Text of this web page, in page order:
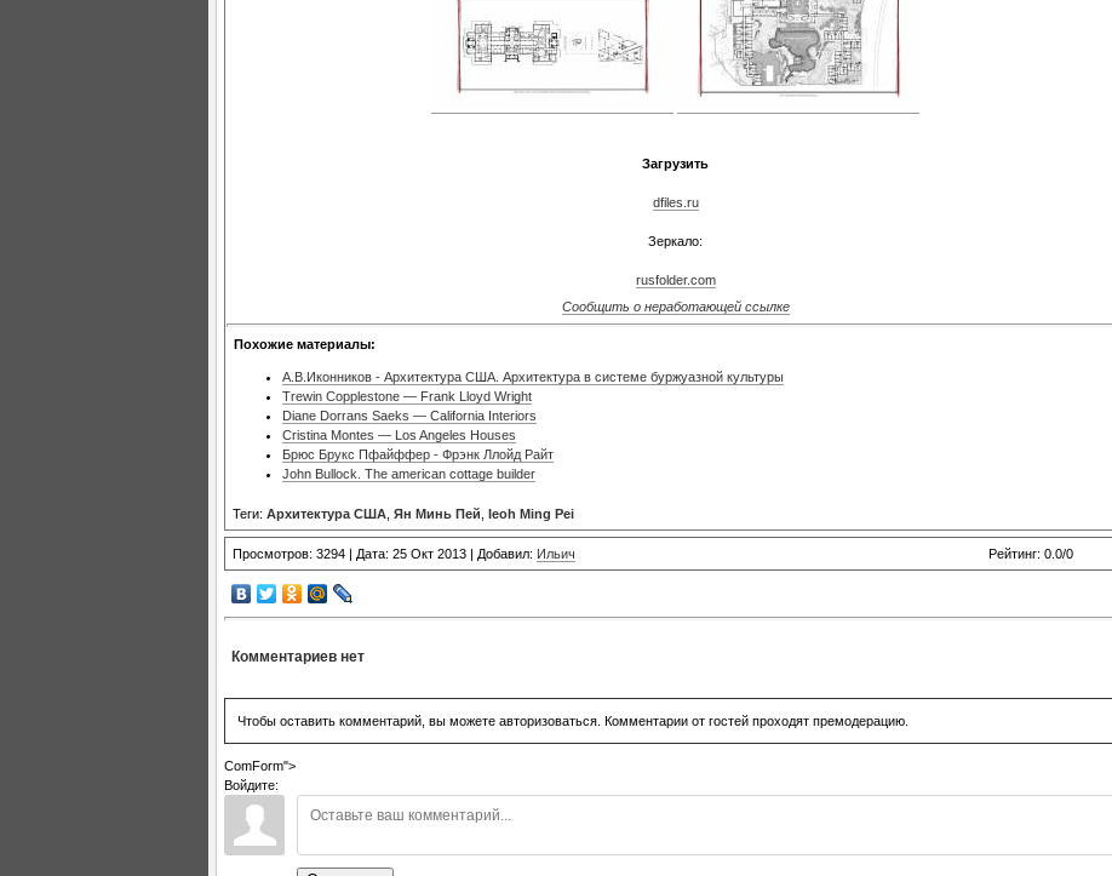
Загрузить
dfiles.ru
Зеркало:
rusfolder.com
Сообщить о неработающей ссылке
Похожие материалы:
А.В.Иконников - Архитектура США. Архитектура в системе буржуазной культуры
Trewin Copplestone — Frank Lloyd Wright
Diane Dorrans Saeks — California Interiors
Cristina Montes — Los Angeles Houses
Брюс Брукс Пфайффер - Фрэнк Ллойд Райт
John Bullock. The american cottage builder
Теги: Архитектура США Ян Минь Пей Ieoh Ming Pei
Просмотров: 3294 | Дата: 25 Окт 2013 | Добавил: Ильич Рейтинг: 0.0/0
Комментариев нет
Чтобы оставить комментарий, вы можете авторизоваться. Комментарии от гостей проходят премодерацию.
ComForm">
Войдите: